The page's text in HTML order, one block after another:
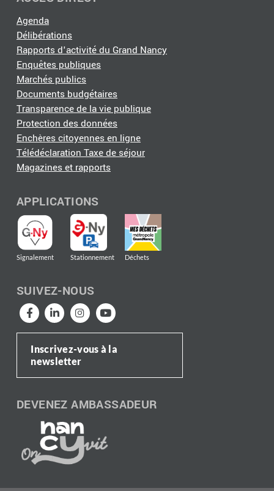
Agenda
Délibérations
Rapports d'activité du Grand Nancy
Enquêtes publiques
Marchés publics
Documents budgétaires
Transparence de la vie publique
Protection des données
Enchères citoyennes en ligne
Télédéclaration Taxe de séjour
Magazines et rapports
APPLICATIONS
Signalement Stationnement Déchets
SUIVEZ-NOUS
Inscrivez-vous à la
newsletter
DEVENEZ AMBASSADEUR